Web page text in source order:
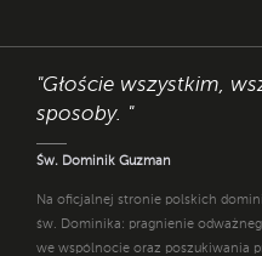
"Głoście wszystkim,
sposoby. "
Św. Dominik Guzman
Na oficjalnej stronie polskich
św. Dominika: pragnienie
we wspólnocie oraz poszukiwania